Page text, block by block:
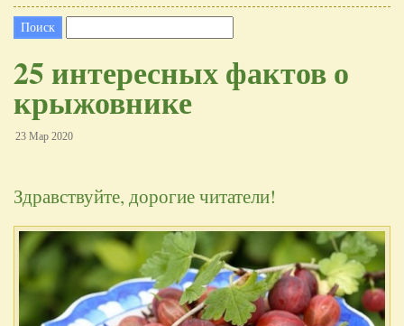
25 интересных фактов о
крыжовнике
23 Мар 2020
Здравствуйте, дорогие читатели!